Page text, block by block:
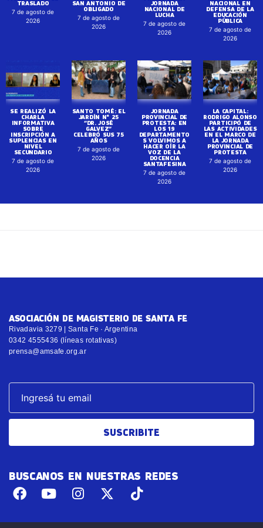
TRASLADO
7 de agosto de
2026
SAN ANTONIO DE
OBLIGADO
7 de agosto de
2026
JORNADA
NACIONAL DE
LUCHA
7 de agosto de
2026
NACIONAL EN
DEFENSA DE LA
EDUCACIÓN
PÚBLICA
7 de agosto de
2026
SE REALIZÓ LA
CHARLA
INFORMATIVA
SOBRE
INSCRIPCIÓN A
SUPLENCIAS EN
NIVEL
SECUNDARIO
7 de agosto de
2026
SANTO TOMÉ: EL
JARDÍN N° 25
“DR. JOSÉ
GALVEZ”
CELEBRÓ SUS 75
AÑOS
7 de agosto de
2026
JORNADA
PROVINCIAL DE
PROTESTA: EN
LOS 19
DEPARTAMENTO
S VOLVIMOS A
HACER OÍR LA
VOZ DE LA
DOCENCIA
SANTAFESINA
7 de agosto de
2026
LA CAPITAL:
RODRIGO ALONSO
PARTICIPÓ DE
LAS ACTIVIDADES
EN EL MARCO DE
LA JORNADA
PROVINCIAL DE
PROTESTA
7 de agosto de
2026
ASOCIACIÓN DE MAGISTERIO DE SANTA FE
Rivadavia 3279 | Santa Fe · Argentina
0342 4555436 (líneas rotativas)
prensa@amsafe.org.ar
SUSCRIBITE
BUSCANOS EN NUESTRAS REDES